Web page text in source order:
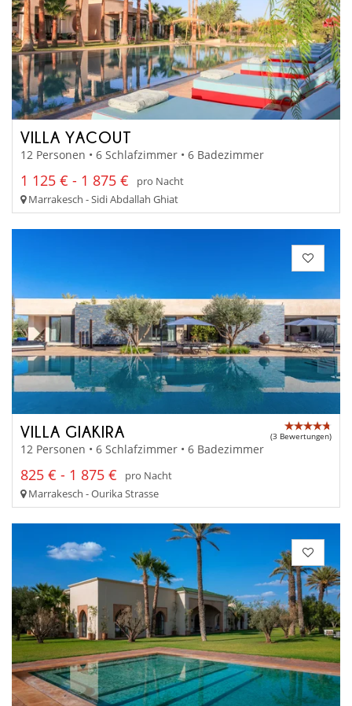
VILLA YACOUT
12 Personen • 6 Schlafzimmer • 6 Badezimmer
1 125 € - 1 875 €
pro Nacht
Marrakesch - Sidi Abdallah Ghiat
VILLA GIAKIRA (3 Bewertungen)
12 Personen • 6 Schlafzimmer • 6 Badezimmer
825 € - 1 875 €
pro Nacht
Marrakesch - Ourika Strasse